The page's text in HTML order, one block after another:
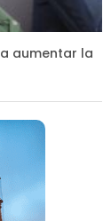
aumentar la